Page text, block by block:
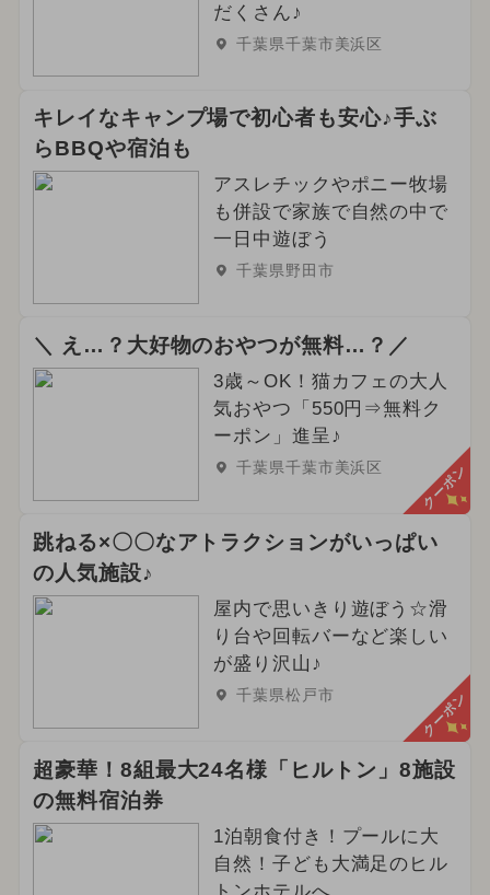
だくさん♪
千葉県千葉市美浜区
キレイなキャンプ場で初心者も安心♪手ぶ
らBBQや宿泊も
アスレチックやポニー牧場
も併設で家族で自然の中で
一日中遊ぼう
千葉県野田市
＼ え…？大好物のおやつが無料…？／
3歳～OK！猫カフェの大人
気おやつ「550円⇒無料ク
ーポン」進呈♪
千葉県千葉市美浜区 クーポン
跳ねる×〇〇なアトラクションがいっぱい
の人気施設♪
屋内で思いきり遊ぼう☆滑
り台や回転バーなど楽しい
が盛り沢山♪
千葉県松戸市 クーポン
超豪華！8組最大24名様「ヒルトン」8施設
の無料宿泊券
1泊朝食付き！プールに大
自然！子ども大満足のヒル